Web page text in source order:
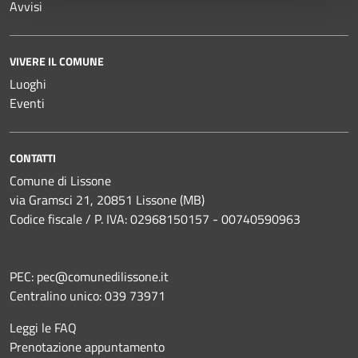
Avvisi
VIVERE IL COMUNE
Luoghi
Eventi
CONTATTI
Comune di Lissone
via Gramsci 21, 20851 Lissone (MB)
Codice fiscale / P. IVA: 02968150157 - 00740590963
PEC: pec@comunedilissone.it
Centralino unico:039 73971
Leggi le FAQ
Prenotazione appuntamento